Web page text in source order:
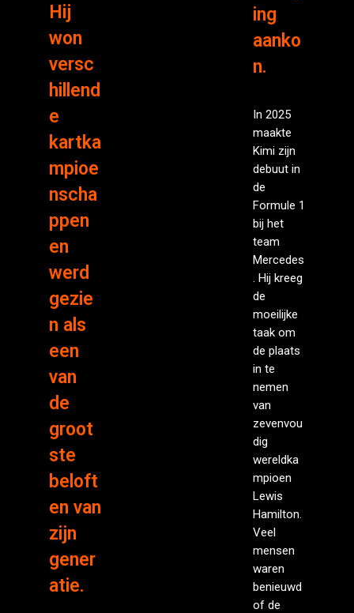
Hij
won
versc
hillend
e
kartka
mpioe
nscha
ppen
en
werd
gezie
n als
een
van
de
groot
ste
beloft
en van
zijn
gener
atie.
ing
aanko
n.
In 2025
maakte
Kimi zijn
debuut in
de
Formule 1
bij het
team
Mercedes
. Hij kreeg
de
moeilijke
taak om
de plaats
in te
nemen
van
zevenvou
dig
wereldka
mpioen
Lewis
Hamilton.
Veel
mensen
waren
benieuwd
of de